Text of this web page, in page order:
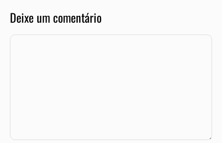
Deixe um comentário
Comentário